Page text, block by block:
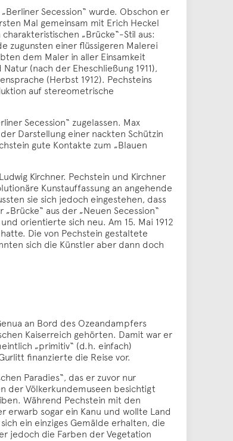
Secession“ wurde. Obschon er
Mal gemeinsam mit Erich Heckel
„Brücke“-Stil aus:
zugunsten einer flüssigeren Malerei
dem Maler in aller Einsamkeit
(nach der Eheschließung 1911),
(Herbst 1912). Pechsteins
auf stereometrische
Secession“ zugelassen. Max
Darstellung einer nackten Schützin
gute Kontakte zum „Blauen
Kirchner. Pechstein und Kirchner
Kunstauffassung an angehende
sie sich jedoch eingestehen, dass
aus der „Neuen Secession“
orientierte sich neu. Am 15. Mai 1912
Die von Pechstein gestaltete
sich die Künstler aber dann doch
an Bord des Ozeandampfers
Kaiserreich gehörten. Damit war er
„primitiv“ (d.h. einfach)
finanzierte die Reise vor.
Paradies“, das er zuvor nur
der Völkerkundemuseen besichtigt
Während Pechstein mit den
erwarb sogar ein Kanu und wollte Land
ein einziges Gemälde erhalten, die
jedoch die Farben der Vegetation